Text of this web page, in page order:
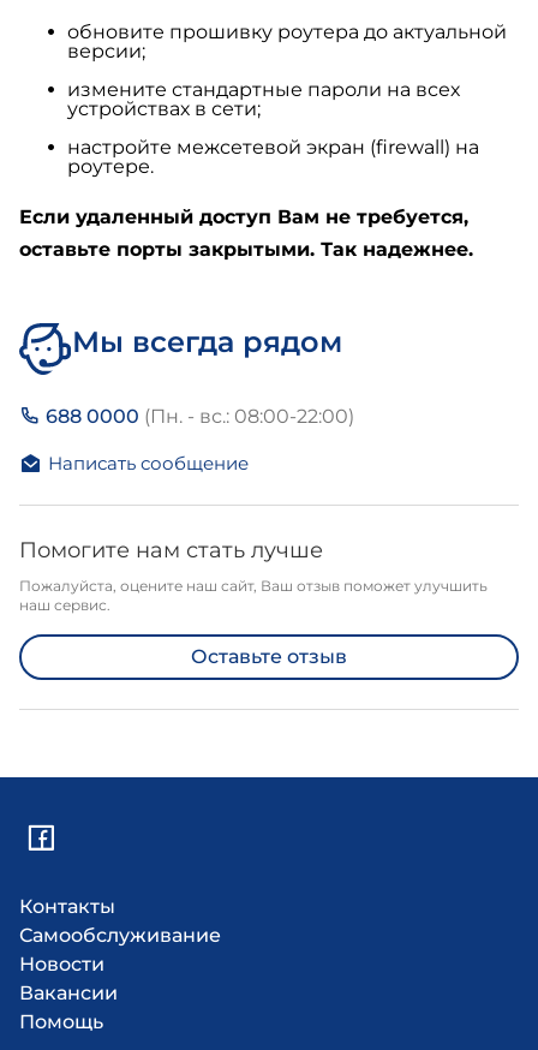
обновите прошивку роутера до актуальной
версии;
измените стандартные пароли на всех
устройствах в сети;
настройте межсетевой экран (firewall) на
роутере.
Если удаленный доступ Вам не требуется,
оставьте порты закрытыми. Так надежнее.
Мы всегда рядом
688 0000 (Пн. - вс.: 08:00-22:00)
Написать сообщение
Помогите нам стать лучше
Пожалуйста, оцените наш сайт, Ваш отзыв поможет улучшить
наш сервис.
Оставьте отзыв
Контакты
Самообслуживание
Новости
Вакансии
Помощь